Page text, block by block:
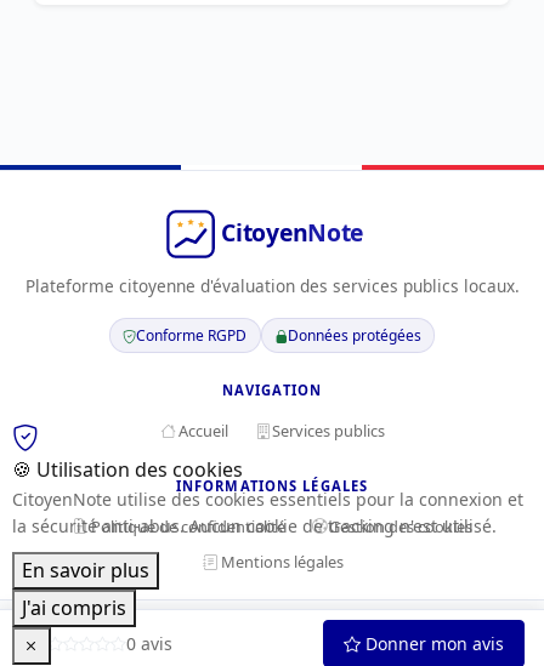
0.0 0 avis Donner mon avis
Plateforme citoyenne d'évaluation des services publics locaux.
Conforme RGPD Données protégées
NAVIGATION
Accueil Services publics
INFORMATIONS LÉGALES
Politique de confidentialité
Gestion des cookies
Mentions légales
© 2026 CitoyenNote — Tous droits réservés
pour les citoyens
🍪 Utilisation des cookies
CitoyenNote utilise des cookies essentiels pour la connexion et
la sécurité anti-abus. Aucun cookie de tracking n'est utilisé.
En savoir plus
J'ai compris